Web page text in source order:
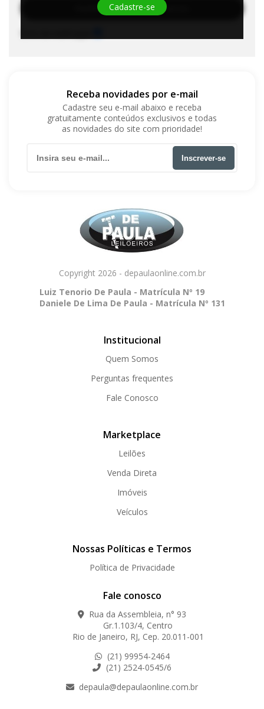
Habilite-se para efetuar lances
Cadastre-se
Receba novidades por e-mail
Cadastre seu e-mail abaixo e receba
gratuitamente conteúdos exclusivos e todas
as novidades do site com prioridade!
Inscrever-se
Copyright 2026 - depaulaonline.com.br
Luiz Tenorio De Paula - Matrícula Nº 19
Daniele De Lima De Paula - Matrícula Nº 131
Institucional
Quem Somos
Perguntas frequentes
Fale Conosco
Marketplace
Leilões
Venda Direta
Imóveis
Veículos
Nossas Políticas e Termos
Política de Privacidade
Fale conosco
Rua da Assembleia, n° 93
Gr.1.103/4, Centro
Rio de Janeiro, RJ, Cep. 20.011-001
(21) 99954-2464
(21) 2524-0545/6
depaula@depaulaonline.com.br